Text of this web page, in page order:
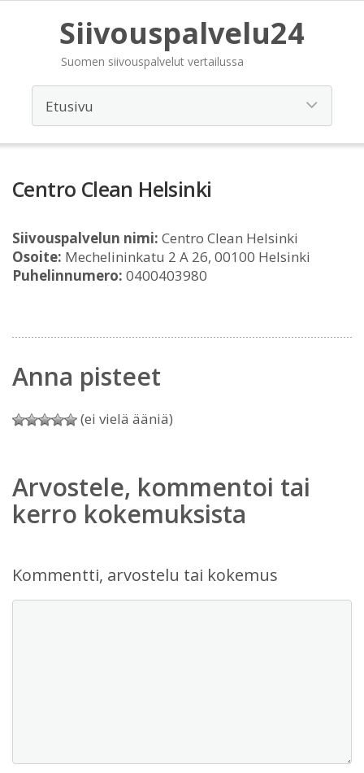
Siivouspalvelu24
Suomen siivouspalvelut vertailussa
Centro Clean Helsinki
Siivouspalvelun nimi: Centro Clean Helsinki
Osoite: Mechelininkatu 2 A 26, 00100 Helsinki
Puhelinnumero: 0400403980
Anna pisteet
(ei vielä ääniä)
Arvostele, kommentoi tai
kerro kokemuksista
Kommentti, arvostelu tai kokemus